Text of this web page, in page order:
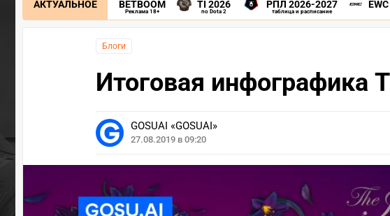
АКТУАЛЬНОЕ BETBOOM
Реклама 18+
TI 2026
по Dota 2
РПЛ 2026-2027
таблица и расписание
Блоги
Итоговая инфографика
GOSUAI «GOSUAI»
27.08.2019 в 09:20